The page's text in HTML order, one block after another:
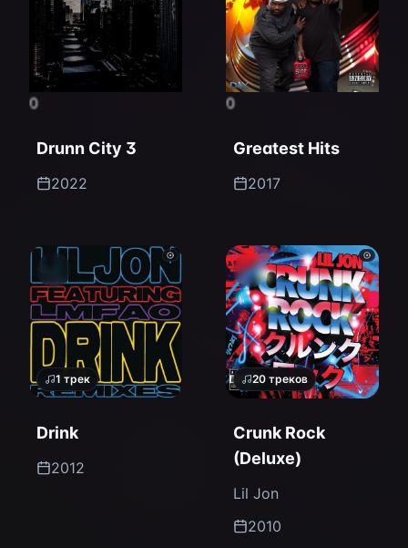
0
Drunn City 3
2022
0
Greatest Hits
2017
1 трек
Drink
2012
20 треков
Crunk Rock
(Deluxe)
Lil Jon
2010